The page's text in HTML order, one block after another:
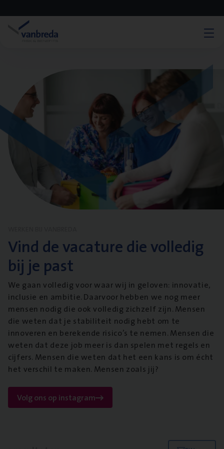
Vind de vacature die volledig
bij je past
We gaan volledig voor waar wij in geloven: innovatie,
inclusie en ambitie. Daarvoor hebben we nog meer
mensen nodig die ook volledig zichzelf zijn. Mensen
die weten dat je stabiliteit nodig hebt om te
innoveren en berekende risico’s te nemen. Mensen die
weten dat deze job meer is dan spelen met regels en
cijfers. Mensen die weten dat het een kans is om écht
het verschil te maken. Mensen zoals jij?
Volg ons op instagram